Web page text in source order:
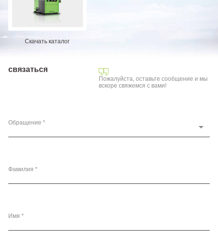
Скачать каталог
связаться
Пожалуйста, оставьте сообщение и мы
вскоре свяжемся с вами!
Обращение *
Фамилия *
Имя *